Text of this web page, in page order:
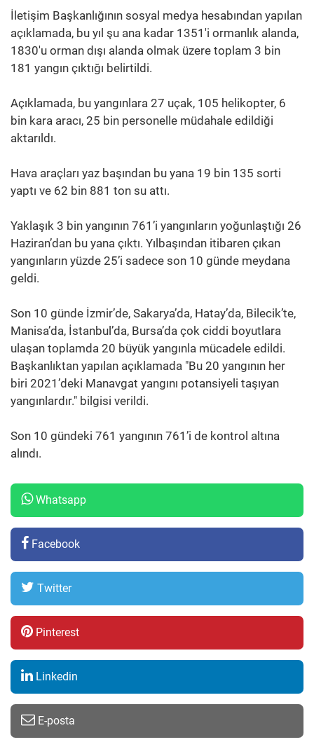
İletişim Başkanlığının sosyal medya hesabından yapılan
açıklamada, bu yıl şu ana kadar 1351'i ormanlık alanda,
1830'u orman dışı alanda olmak üzere toplam 3 bin
181 yangın çıktığı belirtildi.
Açıklamada, bu yangınlara 27 uçak, 105 helikopter, 6
bin kara aracı, 25 bin personelle müdahale edildiği
aktarıldı.
Hava araçları yaz başından bu yana 19 bin 135 sorti
yaptı ve 62 bin 881 ton su attı.
Yaklaşık 3 bin yangının 761’i yangınların yoğunlaştığı 26
Haziran’dan bu yana çıktı. Yılbaşından itibaren çıkan
yangınların yüzde 25’i sadece son 10 günde meydana
geldi.
Son 10 günde İzmir’de, Sakarya’da, Hatay’da, Bilecik’te,
Manisa’da, İstanbul’da, Bursa’da çok ciddi boyutlara
ulaşan toplamda 20 büyük yangınla mücadele edildi.
Başkanlıktan yapılan açıklamada "Bu 20 yangının her
biri 2021’deki Manavgat yangını potansiyeli taşıyan
yangınlardır." bilgisi verildi.
Son 10 gündeki 761 yangının 761’i de kontrol altına
alındı.
Whatsapp
Facebook
Twitter
Pinterest
Linkedin
E-posta